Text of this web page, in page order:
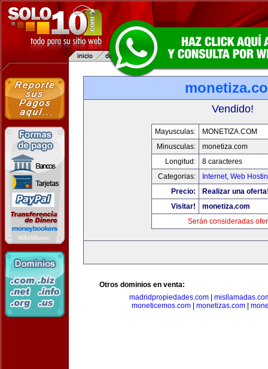
Vendido!
Mayusculas:
MONETIZA.COM
Minusculas:
monetiza.com
Longitud:
8 caracteres
Categorias:
Internet, Web
Precio:
Realizar una
Visitar!
monetiza.com
Serán consideradas
Otros dominios en venta:
madridpropiedades.com|
moneticemos.com| monetizas.com|